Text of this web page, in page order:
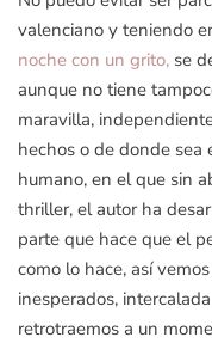
valenciano y teniendo
noche con un grito, se
aunque no tiene
maravilla,
hechos o de donde sea
humano, en el que sin
thriller, el autor ha
parte que hace que el
como lo hace, así
inesperados,
retrotraemos a un